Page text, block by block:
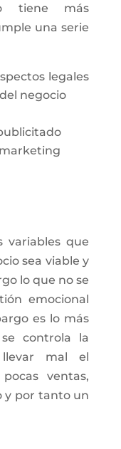
tiene más
una serie
legales
negocio
variables que
sea viable y
lo que no se
emocional
es lo más
controla la
llevar mal el
ventas,
y por tanto un